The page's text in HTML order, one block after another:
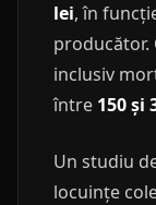
lei, în
producător.
inclusiv
între 150 și
Un studiu
locuințe